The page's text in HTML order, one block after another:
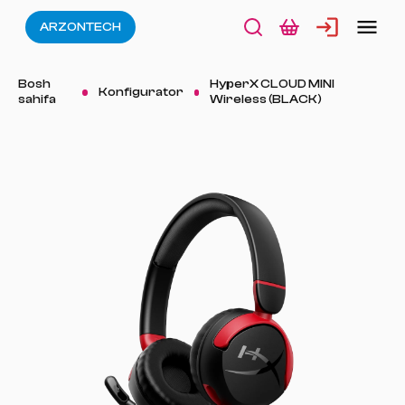
ARZONTECH
Bosh
sahifa
Konfigurator
HyperX CLOUD MINI
Wireless (BLACK)